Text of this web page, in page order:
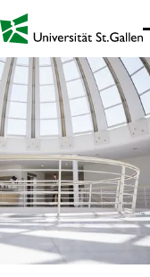
Link zur Startseite -